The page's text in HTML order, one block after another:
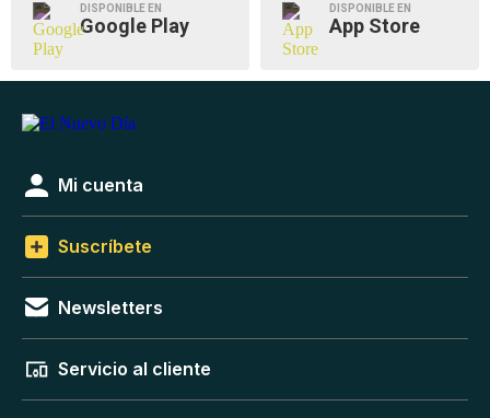
DISPONIBLE EN
Google Play
DISPONIBLE EN
App Store
Mi cuenta
Suscríbete
Newsletters
Servicio al cliente